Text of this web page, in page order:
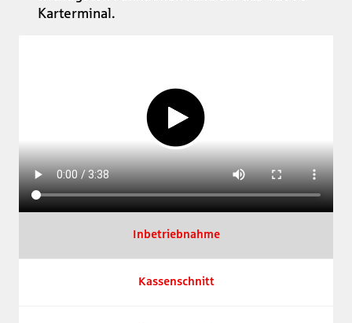
Karterminal.
Inbetriebnahme
Kassenschnitt